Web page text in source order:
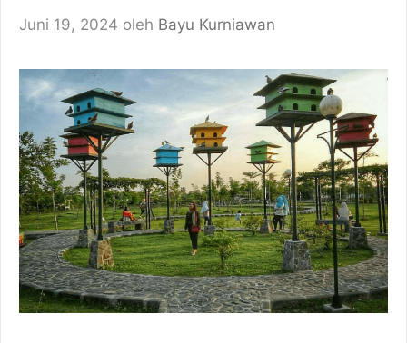
Juni 19, 2024 oleh Bayu Kurniawan